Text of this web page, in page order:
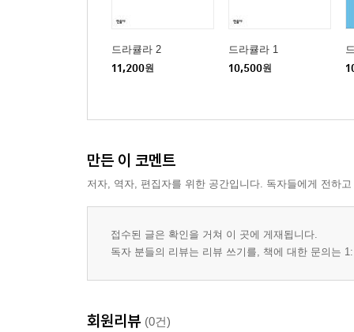
드라큘라 2
11,200원
드라큘라 1
10,500원
만든 이 코멘트
저자, 역자, 편집자를 위한 공간입니다. 독자들에게 전하
접수된 글은 확인을 거쳐 이 곳에 게재됩니다.
독자 분들의 리뷰는 리뷰 쓰기를, 책에 대한 문의는
회원리뷰 (0건)